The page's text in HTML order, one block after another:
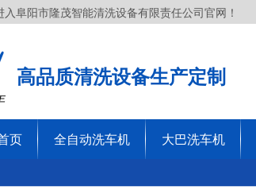
入阜阳市隆茂智能清洗设备有限责任公司官网！
高品质清洗设备生产定制
页 全自动洗车机 大巴洗车机